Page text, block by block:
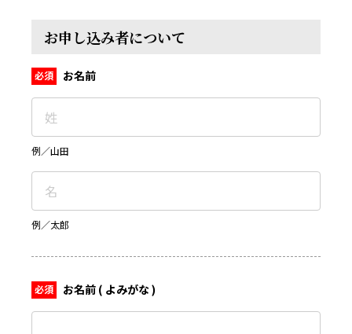
お申し込み者について
お名前
例／山田
例／太郎
お名前 ( よみがな )